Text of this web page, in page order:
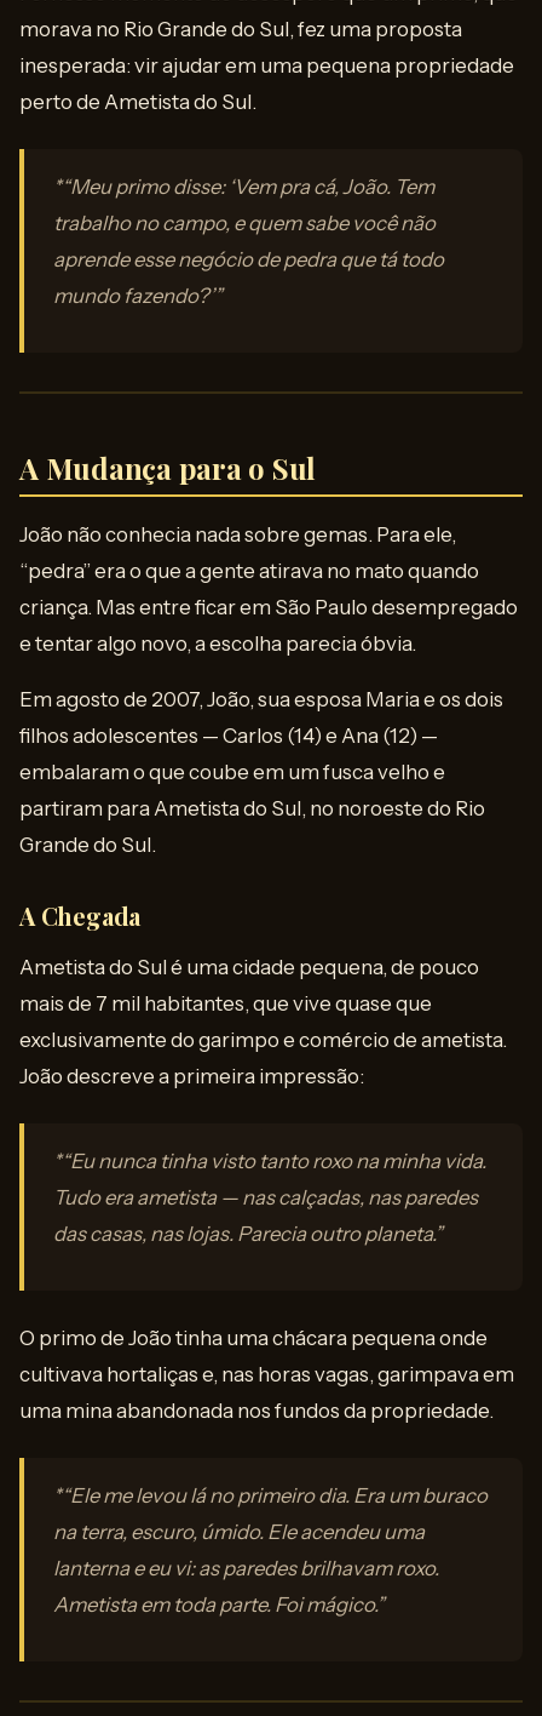
morava no Rio Grande do Sul, fez uma proposta
inesperada: vir ajudar em uma pequena propriedade
perto de Ametista do Sul.
*“Meu primo disse: ‘Vem pra cá, João. Tem
trabalho no campo, e quem sabe você não
aprende esse negócio de pedra que tá todo
mundo fazendo?’”
A Mudança para o Sul
João não conhecia nada sobre gemas. Para ele,
“pedra” era o que a gente atirava no mato quando
criança. Mas entre ficar em São Paulo desempregado
e tentar algo novo, a escolha parecia óbvia.
Em agosto de 2007, João, sua esposa Maria e os dois
filhos adolescentes — Carlos (14) e Ana (12) —
embalaram o que coube em um fusca velho e
partiram para Ametista do Sul, no noroeste do Rio
Grande do Sul.
A Chegada
Ametista do Sul é uma cidade pequena, de pouco
mais de 7 mil habitantes, que vive quase que
exclusivamente do garimpo e comércio de ametista.
João descreve a primeira impressão:
*“Eu nunca tinha visto tanto roxo na minha vida.
Tudo era ametista — nas calçadas, nas paredes
das casas, nas lojas. Parecia outro planeta.”
O primo de João tinha uma chácara pequena onde
cultivava hortaliças e, nas horas vagas, garimpava em
uma mina abandonada nos fundos da propriedade.
*“Ele me levou lá no primeiro dia. Era um buraco
na terra, escuro, úmido. Ele acendeu uma
lanterna e eu vi: as paredes brilhavam roxo.
Ametista em toda parte. Foi mágico.”